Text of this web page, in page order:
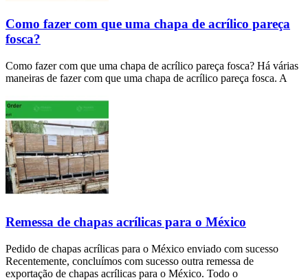
Como fazer com que uma chapa de acrílico pareça
fosca?
Como fazer com que uma chapa de acrílico pareça fosca? Há várias
maneiras de fazer com que uma chapa de acrílico pareça fosca. A
Remessa de chapas acrílicas para o México
Pedido de chapas acrílicas para o México enviado com sucesso
Recentemente, concluímos com sucesso outra remessa de
exportação de chapas acrílicas para o México. Todo o